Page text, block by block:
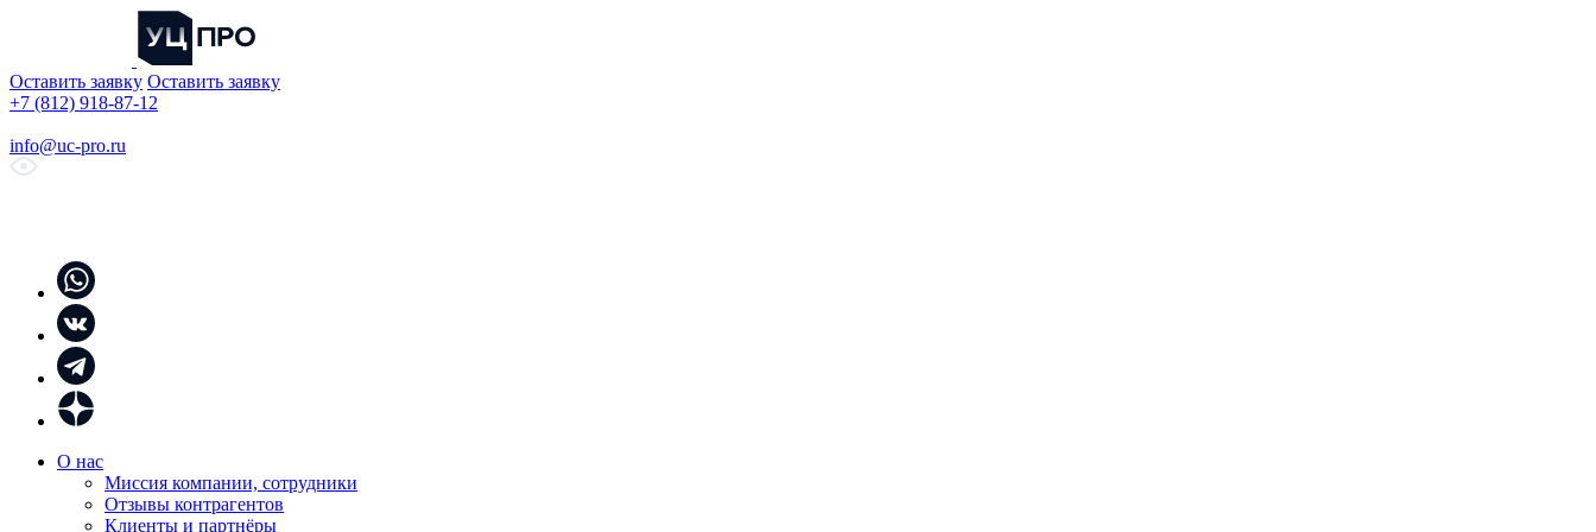
Оставить заявку Оставить заявку
+7 (812) 918-87-12
info@uc-pro.ru
О нас
Миссия компании, сотрудники
Отзывы контрагентов
Клиенты и партнёры